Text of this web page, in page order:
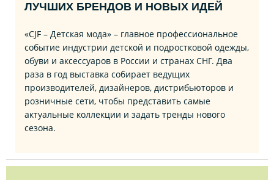
ЛУЧШИХ БРЕНДОВ И НОВЫХ ИДЕЙ
«CJF – Детская мода» – главное профессиональное
событие индустрии детской и подростковой одежды,
обуви и аксессуаров в России и странах СНГ. Два
раза в год выставка собирает ведущих
производителей, дизайнеров, дистрибьюторов и
розничные сети, чтобы представить самые
актуальные коллекции и задать тренды нового
сезона.